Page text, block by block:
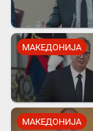
МАКЕДОНИЈА
МАКЕДОНИЈА